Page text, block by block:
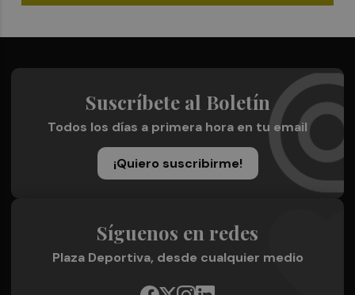
Suscríbete al Boletín
Todos los días a primera hora en tu email
¡Quiero suscribirme!
Síguenos en redes
Plaza Deportiva, desde cualquier medio